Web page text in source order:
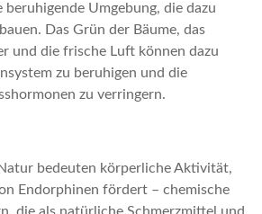
Umgebung, die dazu
Das Grün der Bäume, das
und die frische Luft können dazu
zu beruhigen und die
zu verringern.
bedeuten körperliche Aktivität,
Endorphinen fördert – chemische